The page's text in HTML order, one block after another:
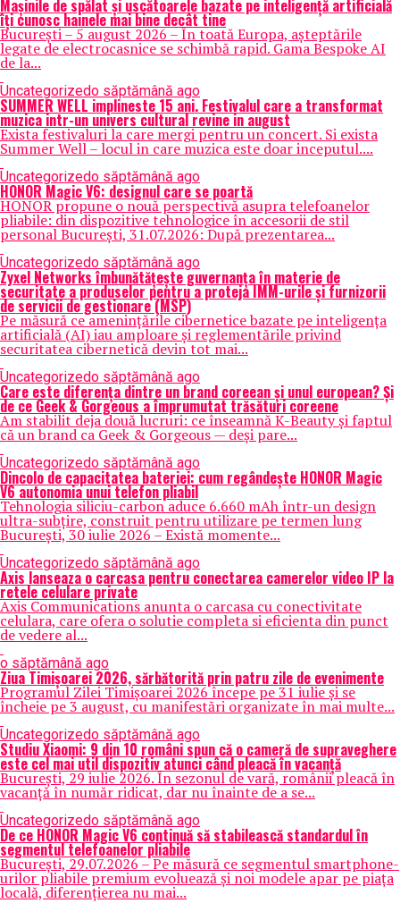
Mașinile de spălat și uscătoarele bazate pe inteligență artificială
îți cunosc hainele mai bine decât tine
București – 5 august 2026 – În toată Europa, așteptările
legate de electrocasnice se schimbă rapid. Gama Bespoke AI
de la...
Uncategorizedo săptămână ago
SUMMER WELL implineste 15 ani. Festivalul care a transformat
muzica intr-un univers cultural revine in august
Exista festivaluri la care mergi pentru un concert. Si exista
Summer Well – locul in care muzica este doar inceputul....
Uncategorizedo săptămână ago
HONOR Magic V6: designul care se poartă
HONOR propune o nouă perspectivă asupra telefoanelor
pliabile: din dispozitive tehnologice în accesorii de stil
personal București, 31.07.2026: După prezentarea...
Uncategorizedo săptămână ago
Zyxel Networks îmbunătățește guvernanța în materie de
securitate a produselor pentru a proteja IMM-urile și furnizorii
de servicii de gestionare (MSP)
Pe măsură ce amenințările cibernetice bazate pe inteligența
artificială (AI) iau amploare și reglementările privind
securitatea cibernetică devin tot mai...
Uncategorizedo săptămână ago
Care este diferența dintre un brand coreean și unul european? Și
de ce Geek & Gorgeous a împrumutat trăsături coreene
Am stabilit deja două lucruri: ce înseamnă K-Beauty și faptul
că un brand ca Geek & Gorgeous — deși pare...
Uncategorizedo săptămână ago
Dincolo de capacitatea bateriei: cum regândește HONOR Magic
V6 autonomia unui telefon pliabil
Tehnologia siliciu-carbon aduce 6.660 mAh într-un design
ultra-subțire, construit pentru utilizare pe termen lung
București, 30 iulie 2026 – Există momente...
Uncategorizedo săptămână ago
Axis lanseaza o carcasa pentru conectarea camerelor video IP la
retele celulare private
Axis Communications anunta o carcasa cu conectivitate
celulara, care ofera o solutie completa si eficienta din punct
de vedere al...
o săptămână ago
Ziua Timișoarei 2026, sărbătorită prin patru zile de evenimente
Programul Zilei Timișoarei 2026 începe pe 31 iulie și se
încheie pe 3 august, cu manifestări organizate în mai multe...
Uncategorizedo săptămână ago
Studiu Xiaomi: 9 din 10 români spun că o cameră de supraveghere
este cel mai util dispozitiv atunci când pleacă în vacanță
București, 29 iulie 2026. În sezonul de vară, românii pleacă în
vacanță în număr ridicat, dar nu înainte de a se...
Uncategorizedo săptămână ago
De ce HONOR Magic V6 continuă să stabilească standardul în
segmentul telefoanelor pliabile
București, 29.07.2026 – Pe măsură ce segmentul smartphone-
urilor pliabile premium evoluează și noi modele apar pe piața
locală, diferențierea nu mai...